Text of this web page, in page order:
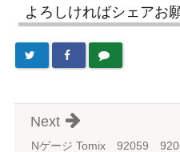
よろしければシェアお
Nゲージ Tomix 92059
Next